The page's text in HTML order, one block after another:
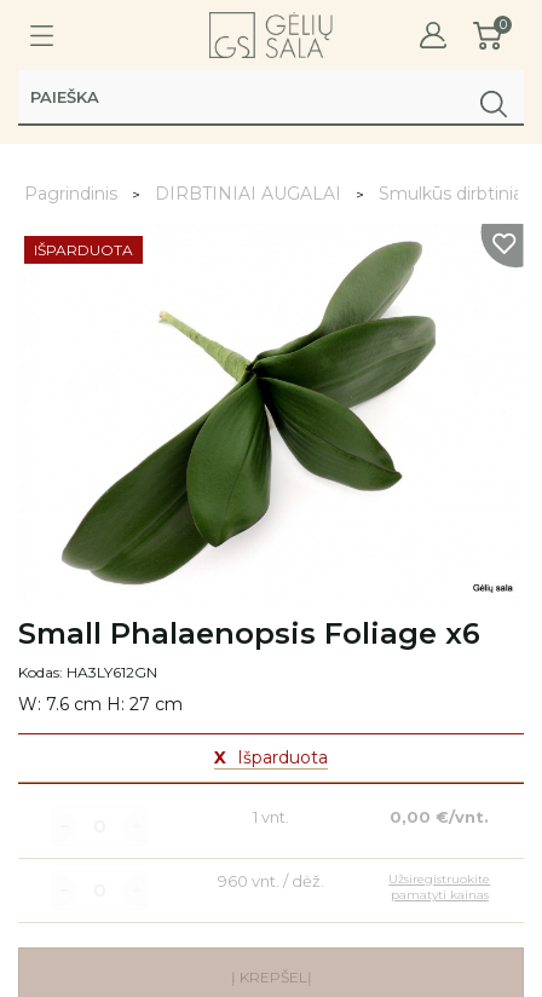
0
Pagrindinis DIRBTINIAI AUGALAI Smulkūs dirbtiniai
IŠPARDUOTA
Small Phalaenopsis Foliage x6
Kodas: HA3LY612GN
W: 7.6 cm H: 27 cm
X Išparduota
1 vnt. 0,00 €/vnt.
960 vnt. / dėž.
Užsiregistruokite
pamatyti kainas
Į KREPŠELĮ